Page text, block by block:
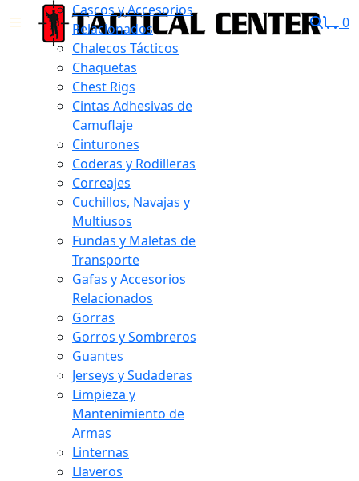
Cascos y Accesorios
Relacionados
Chalecos Tácticos
Chaquetas
Chest Rigs
Cintas Adhesivas de
Camuflaje
Cinturones
Coderas y Rodilleras
Correajes
Cuchillos, Navajas y
Multiusos
Fundas y Maletas de
Transporte
Gafas y Accesorios
Relacionados
Gorras
Gorros y Sombreros
Guantes
Jerseys y Sudaderas
Limpieza y
Mantenimiento de
Armas
Linternas
Llaveros
0